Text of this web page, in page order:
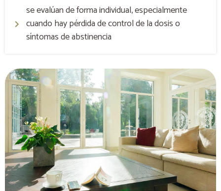
se evalúan de forma individual, especialmente
cuando hay pérdida de control de la dosis o
síntomas de abstinencia